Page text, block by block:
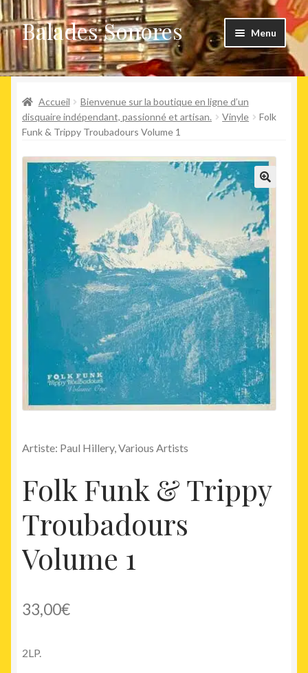
Aller
à
la
navigation
Aller
au
contenu
Balades Sonores Menu
Boutique
Nouveaux arrivages
le
Précommandes
Agenda
Accueil
Bienvenue sur la boutique en ligne d’un
disquaire indépendant, passionné et artisan.
Vinyle
Folk
Funk & Trippy Troubadours Volume 1
🔍
Artiste: Paul Hillery, Various Artists
Folk Funk & Trippy
Troubadours
Volume 1
33,00€
2LP.